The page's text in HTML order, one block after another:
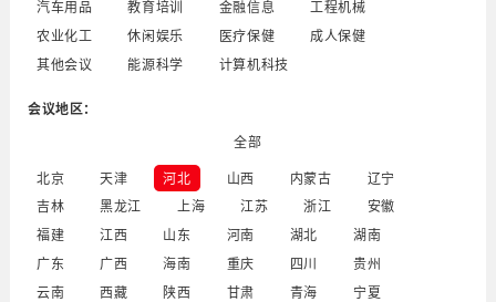
汽车用品
教育培训 金融信息
工程机械
农业化工
休闲娱乐 医疗保健
成人保健
其他会议
能源科学 计算机科技
会议地区：
全部
北京 天津 河北 山西 内蒙古
辽宁
吉林
黑龙江 上海 江苏 浙江
安徽
福建
江西 山东 河南 湖北
湖南
广东
广西 海南 重庆 四川
贵州
云南
西藏 陕西 甘肃 青海
宁夏